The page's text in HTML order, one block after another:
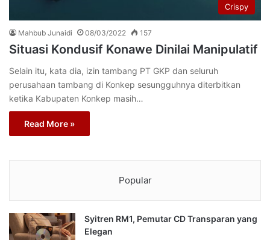
Crispy
Mahbub Junaidi 08/03/2022 157
Situasi Kondusif Konawe Dinilai Manipulatif
Selain itu, kata dia, izin tambang PT GKP dan seluruh
perusahaan tambang di Konkep sesungguhnya diterbitkan
ketika Kabupaten Konkep masih…
Read More »
Popular
Syitren RM1, Pemutar CD Transparan yang
Elegan